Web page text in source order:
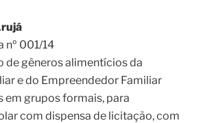
nº 001/14
de gêneros alimentícios da
e do Empreendedor Familiar
em grupos formais, para
com dispensa de licitação, com